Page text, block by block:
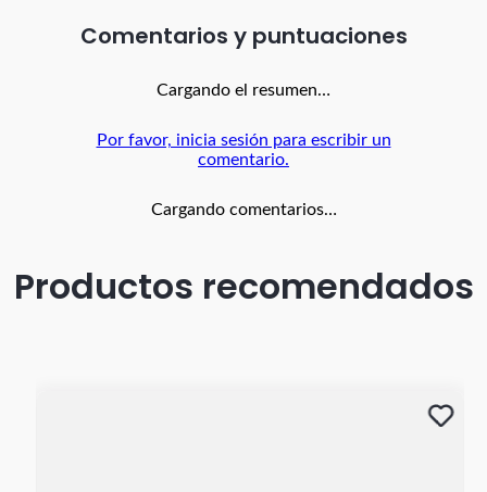
Comentarios
Cargando el resumen…
Por favor, inicia sesión para escribir un
comentario.
Cargando comentarios…
Productos recomendados